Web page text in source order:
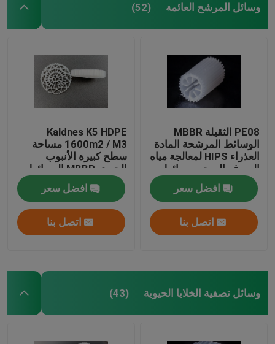
وسائل المرشح العائمة (52)
PE08 الثقيلة MBBR
الوسائط المرشحة المادة
العذراء HIPS لمعالجة مياه
الصرف الصحي وسائط
الكتلة الحيوية الملونة
البيضاء
افضل سعر
اتصل بنا
Kaldnes K5 HDPE
1600m2 / M3 مساحة
سطح كبيرة الأنبوب
الحيوي MBBR الوسائط
المرشحة العائمة
افضل سعر
اتصل بنا
وسائل تصفية الخلايا الحيوية (43)